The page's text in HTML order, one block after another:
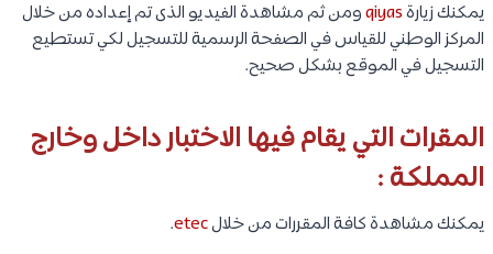
يمكنك زيارةqiyasومن ثم مشاهدة الفيديو الذى تم إعداده من خلال
المركز الوطني للقياس في الصفحة الرسمية للتسجيل لكي تستطيع
التسجيل في الموقع بشكل صحيح.
المقرات التي يقام فيها الاختبار داخل وخارج
المملكة :
يمكنك مشاهدة كافة المقررات من خلالetec
.